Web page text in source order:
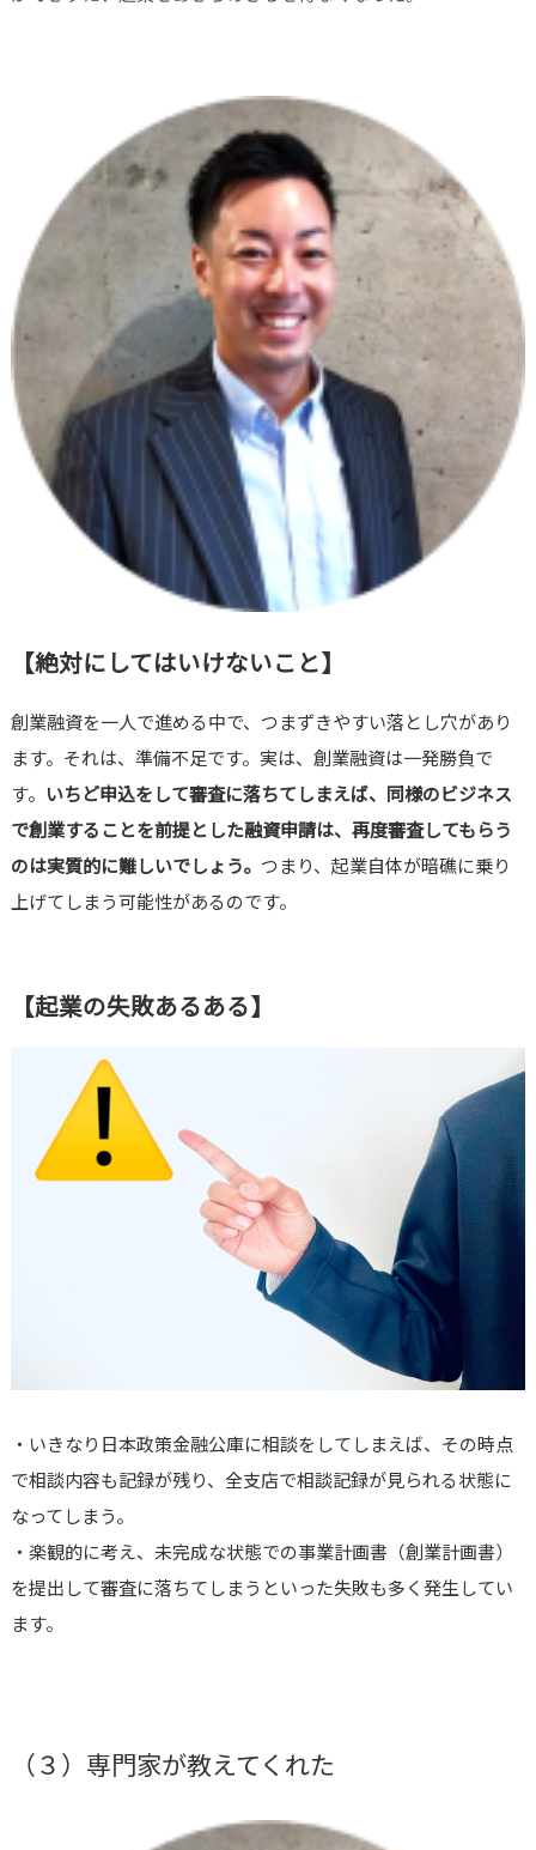
【絶対にしてはいけないこと】
創業融資を一人で進める中で、つまずきやすい落とし穴があり
ます。それは、準備不足です。実は、創業融資は一発勝負で
す。 いちど申込をして審査に落ちてしまえば、同様のビジネス
で創業することを前提とした融資申請は、再度審査してもらう
のは実質的に難しいでしょう。 つまり、起業自体が暗礁に乗り
上げてしまう可能性があるのです。
【起業の失敗あるある】
・いきなり日本政策金融公庫に相談をしてしまえば、その時点
で相談内容も記録が残り、全支店で相談記録が見られる状態に
なってしまう。
・楽観的に考え、未完成な状態での事業計画書（創業計画書）
を提出して審査に落ちてしまうといった失敗も多く発生してい
ます。
（３）専門家が教えてくれた